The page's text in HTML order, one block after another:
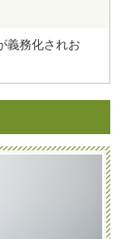
義務化されお